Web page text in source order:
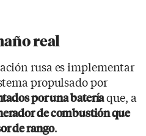
real
rusa es implementar
propulsado por
por una bateríaque, a
de combustión que
de rango.